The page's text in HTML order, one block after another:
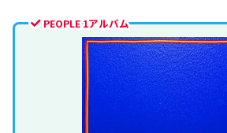
PEOPLE 1アルバム